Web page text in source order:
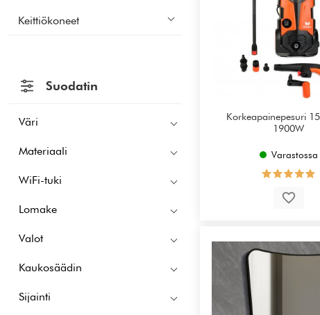
Keittiökoneet
Suodatin
Väri
Materiaali
WiFi-tuki
Lomake
Valot
Kaukosäädin
Sijainti
Korkeapainepesuri
1900W
Varastossa